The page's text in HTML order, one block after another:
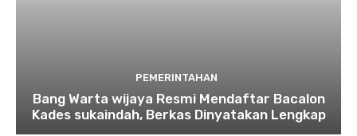
PEMERINTAHAN
Bang Warta wijaya Resmi Mendaftar Bacalon
Kades sukaindah, Berkas Dinyatakan Lengkap